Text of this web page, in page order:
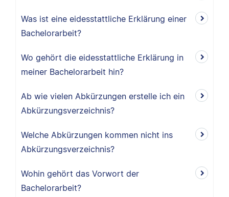
Was ist eine eidesstattliche Erklärung einer
Bachelorarbeit?
Wo gehört die eidesstattliche Erklärung in
meiner Bachelorarbeit hin?
Ab wie vielen Abkürzungen erstelle ich ein
Abkürzungsverzeichnis?
Welche Abkürzungen kommen nicht ins
Abkürzungsverzeichnis?
Wohin gehört das Vorwort der
Bachelorarbeit?